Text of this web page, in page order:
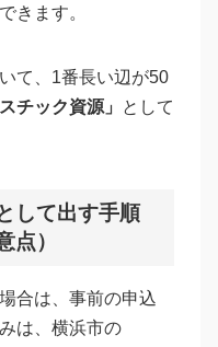
きます。
て、1番長い辺が50
チック資源」
として
して出す手順
点）
合は、事前の申込
は、横浜市の